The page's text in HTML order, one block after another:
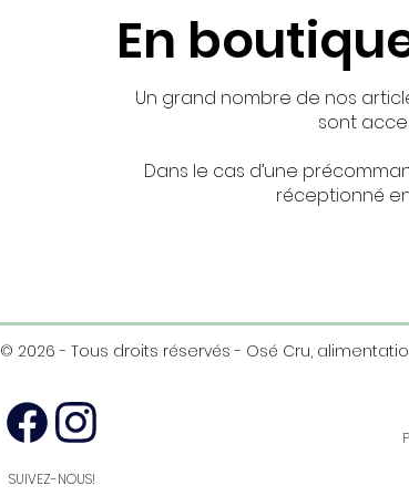
En
Un grand nombre de nos
sont
Dans le cas d’une
réceptionné
© 2026 - Tous droits réservés - Osé Cru,
SUIVEZ-NOUS!